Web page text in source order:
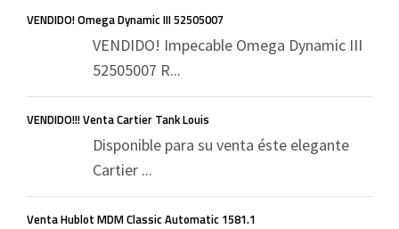
VENDIDO! Omega Dynamic III 52505007
VENDIDO! Impecable Omega Dynamic III
52505007 R...
VENDIDO!!! Venta Cartier Tank Louis
Disponible para su venta éste elegante
Cartier ...
Venta Hublot MDM Classic Automatic 1581.1